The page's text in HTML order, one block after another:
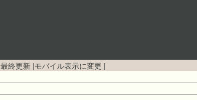
最終更新 モバイル表示に変更